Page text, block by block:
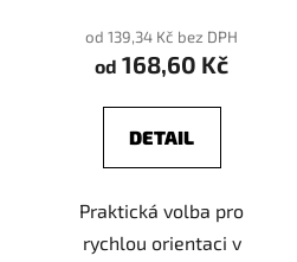
od 139,34 Kč bez DPH
od 168,60 Kč
DETAIL
Praktická volba pro
rychlou orientaci v